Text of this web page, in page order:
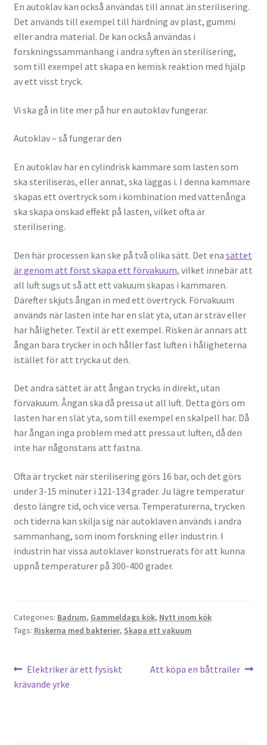
En autoklav kan också användas till annat än sterilisering.
Det används till exempel till härdning av plast, gummi
eller andra material. De kan också användas i
forskningssammanhang i andra syften än sterilisering,
som till exempel att skapa en kemisk reaktion med hjälp
av ett visst tryck.
Vi ska gå in lite mer på hur en autoklav fungerar.
Autoklav – så fungerar den
En autoklav har en cylindrisk kammare som lasten som
ska steriliseras, eller annat, ska läggas i. I denna kammare
skapas ett övertryck som i kombination med vattenånga
ska skapa önskad effekt på lasten, vilket ofta är
sterilisering.
Den här processen kan ske på två olika sätt. Det ena sättet
är genom att först skapa ett förvakuum, vilket innebär att
all luft sugs ut så att ett vakuum skapas i kammaren.
Därefter skjuts ångan in med ett övertryck. Förvakuum
används när lasten inte har en slät yta, utan är sträv eller
har håligheter. Textil är ett exempel. Risken är annars att
ångan bara trycker in och håller fast luften i håligheterna
istället för att trycka ut den.
Det andra sättet är att ångan trycks in direkt, utan
förvakuum. Ångan ska då pressa ut all luft. Detta görs om
lasten har en slät yta, som till exempel en skalpell har. Då
har ångan inga problem med att pressa ut luften, då den
inte har någonstans att fastna.
Ofta är trycket när sterilisering görs 16 bar, och det görs
under 3-15 minuter i 121-134 grader. Ju lägre temperatur
desto längre tid, och vice versa. Temperaturerna, trycken
och tiderna kan skilja sig när autoklaven används i andra
sammanhang, som inom forskning eller industrin. I
industrin har vissa autoklaver konstruerats för att kunna
uppnå temperaturer på 300-400 grader.
Categories: Badrum, Gammeldags kök, Nytt inom kök
Tags: Riskerna med bakterier, Skapa ett vakuum
Post
navigation
Previous
post:
Elektriker är ett fysiskt
krävande yrke
Next
Att köpa en båttrailer